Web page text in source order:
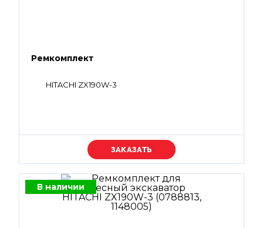
Ремкомплект
HITACHI ZX190W-3
Уточняйте цену
В наличии